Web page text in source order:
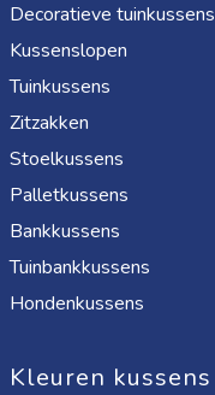
Decoratieve tuinkussens
Kussenslopen
Tuinkussens
Zitzakken
Stoelkussens
Palletkussens
Bankkussens
Tuinbankkussens
Hondenkussens
Kleuren kussens